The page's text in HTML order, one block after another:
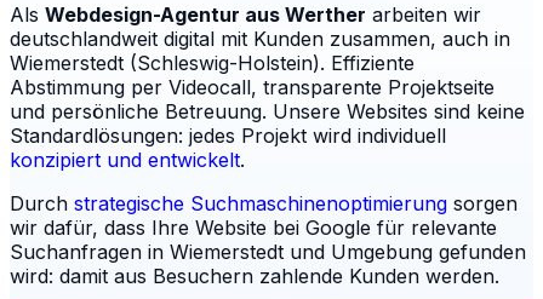
Als Webdesign-Agentur aus Werther arbeiten wir
deutschlandweit digital mit Kunden zusammen, auch in
Wiemerstedt (Schleswig-Holstein). Effiziente
Abstimmung per Videocall, transparente Projektseite
und persönliche Betreuung. Unsere Websites sind keine
Standardlösungen: jedes Projekt wird individuell
konzipiert und entwickelt.
Durch strategische Suchmaschinenoptimierung sorgen
wir dafür, dass Ihre Website bei Google für relevante
Suchanfragen in Wiemerstedt und Umgebung gefunden
wird: damit aus Besuchern zahlende Kunden werden.